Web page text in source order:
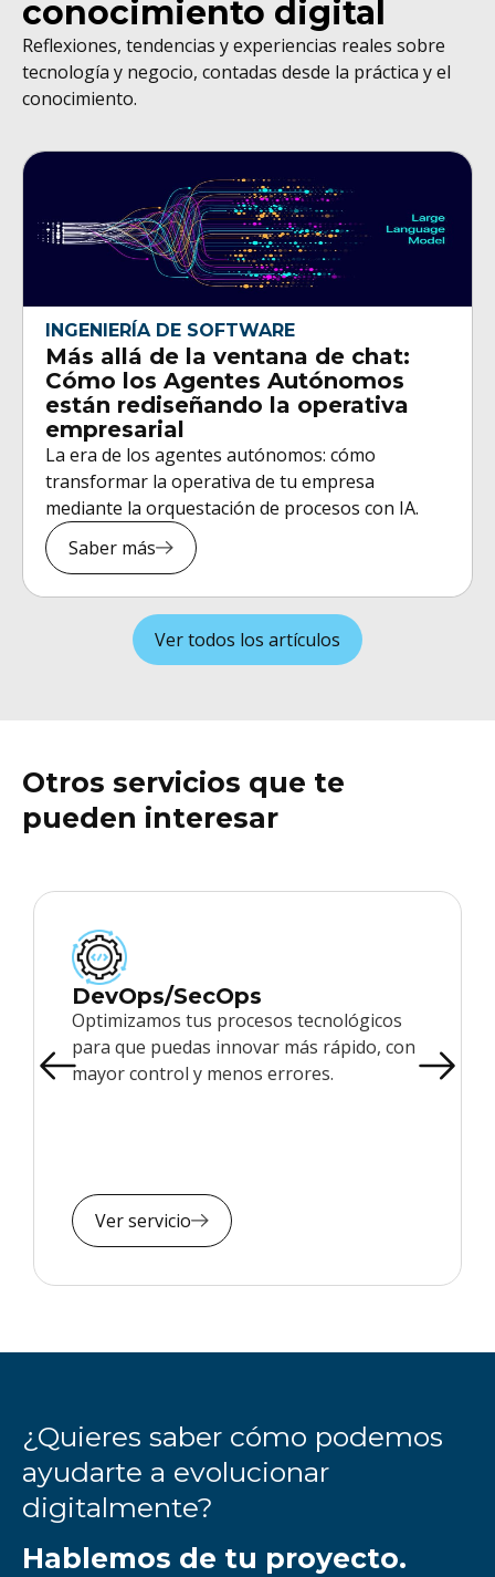
conocimiento digital
Reflexiones, tendencias y experiencias reales sobre
tecnología y negocio, contadas desde la práctica y el
conocimiento.
INGENIERÍA DE SOFTWARE
Más allá de la ventana de chat:
Cómo los Agentes Autónomos
están rediseñando la operativa
empresarial
La era de los agentes autónomos: cómo
transformar la operativa de tu empresa
mediante la orquestación de procesos con IA.
Saber más
Ver todos los artículos
Otros servicios que te
pueden interesar
DevOps/SecOps
Optimizamos tus procesos tecnológicos
para que puedas innovar más rápido, con
mayor control y menos errores.
Ver servicio
¿Quieres saber cómo podemos
ayudarte a evolucionar
digitalmente?
Hablemos de tu proyecto.